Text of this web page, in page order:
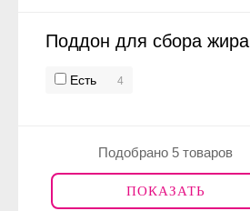
Поддон для сбора жира
Есть 4
Подобрано 5 товаров
ПОКАЗАТЬ